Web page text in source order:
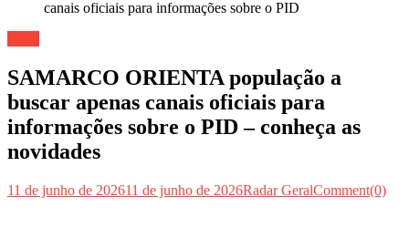
SAMARCO ORIENTA população a
buscar apenas canais oficiais para
informações sobre o PID – conheça as
novidades
11 de junho de 202611 de junho de 2026Radar GeralComment(0)